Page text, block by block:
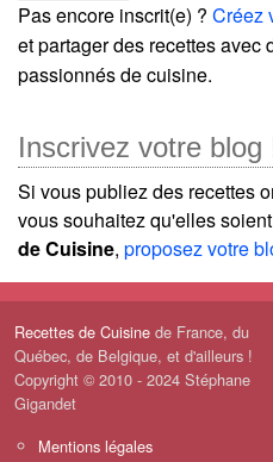
Pas encore inscrit(e) ? Créez
et partager des recettes avec
passionnés de cuisine.
Inscrivez votre blog
Si vous publiez des recettes
vous souhaitez qu'elles
de Cuisine, proposez votre
Recettes de Cuisine de France, du
Québec, de Belgique, et d'ailleurs !
Copyright © 2010 - 2024 Stéphane
Gigandet
Mentions légales